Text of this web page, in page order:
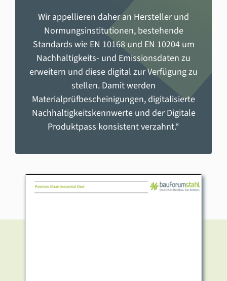
Wir appellieren daher an Hersteller und
Normungsinstitutionen, bestehende
Standards wie EN 10168 und EN 10204 um
Nachhaltigkeits- und Emissionsdaten zu
erweitern und diese digital zur Verfügung zu
stellen. Damit werden
Materialprüfbescheinigungen, digitalisierte
Nachhaltigkeitskennwerte und der Digitale
Produktpass konsistent verzahnt.“